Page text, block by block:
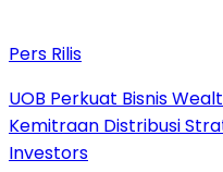
Pers Rilis
UOB Perkuat Bisnis
Kemitraan Distribusi
Investors